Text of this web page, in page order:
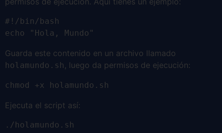
#!/bin/bash
echo "Hola, Mundo"
Guarda este contenido en un archivo llamado
holamundo.sh , luego da permisos de ejecución:
chmod +x holamundo.sh
Ejecuta el script así:
./holamundo.sh